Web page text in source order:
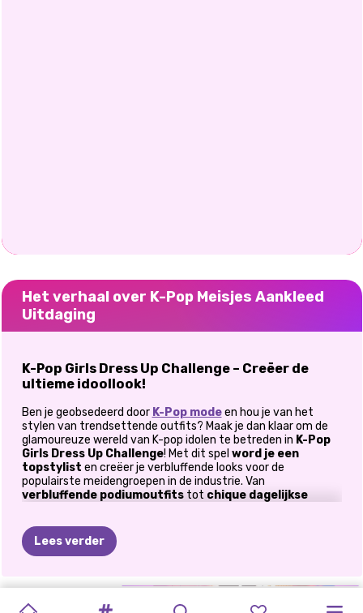
Het verhaal over K-Pop Meisjes Aankleed
Uitdaging
K-Pop Girls Dress Up Challenge – Creëer de
ultieme idoollook!
Ben je geobsedeerd door K-Pop modeen hou je van het
stylen van trendsettende outfits? Maak je dan klaar om de
glamoureuze wereld van K-pop idolen te betreden in K-Pop
Girls Dress Up Challenge! Met dit spel word je een
topstylist en creëer je verbluffende looks voor de
populairste meidengroepen in de industrie. Van
verbluffende podiumoutfitstot chique dagelijkse
Style je idolen als een pro!
aankleden en opmakenvoor hun grootste evenementen!
Of ze nu optreden op een
uitverkocht concert
rode
Lees verder
BFF'S
PRINSESSEN MANIER
BEROEMDE BEROEMDHEID:
CELEBRITY-